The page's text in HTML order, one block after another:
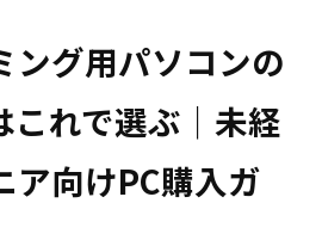
ング用パソコンの
これで選ぶ｜未経
ア向けPC購入ガ